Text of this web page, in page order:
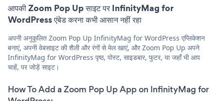
आपकी Zoom Pop Up साइट पर InfinityMag for
WordPress एंबेड करना कभी आसान नहीं रहा
अपनी अनुकूलित Zoom Pop Up InfinityMag for WordPress एप्लिकेशन
बनाएं, अपनी वेबसाइट की शैली और रंगों से मेल खाएं, और Zoom Pop Up अपने
InfinityMag for WordPress पृष्ठ, पोस्ट, साइडबार, फुटर, या जहाँ भी आप
चाहें, पर जोड़ें साइट।
How To Add a Zoom Pop Up App on InfinityMag for